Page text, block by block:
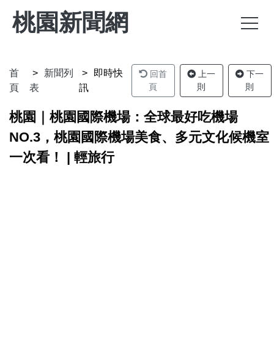
桃園新聞網
首
頁
新聞列
表
即時快
訊
回首
頁
上一
則
下一
則
桃園｜桃園國際機場：全球最好吃機場
NO.3，桃園國際機場美食、多元文化候機室
一次看！ | 輕旅行